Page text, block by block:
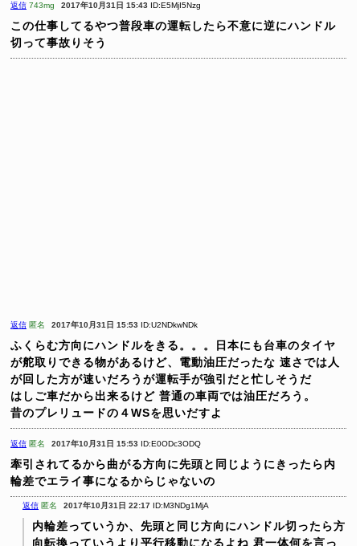
返信 743mg 2017年10月31日 15:43 ID:E5MjI5Nzg
この仕事してるやつ普段車の運転したら不意に逆にハンドル
切って事故りそう
返信 匿名 2017年10月31日 15:53 ID:U2NDkwNDk
ふくらむ方向にハンドルをきる。。。日本にも台車のタイヤ
が舵取りできる物があるけど、電動油圧だったな 速さでは人
が回した方が速いだろうが運転手が強引だと忙しそうだ
はしご車だから出来るけど 普通の車両では油圧だろう。
昔のプレリュードの４WSを思いだすよ
返信 匿名 2017年10月31日 15:53 ID:E0ODc3ODQ
牽引されてるから曲がる方向に先頭と同じようにきったら内
輪差でエライ事になるからじゃないの
返信 匿名 2017年10月31日 22:17 ID:M3NDg1MjA
内輪差っていうか、先頭と同じ方向にハンドル切ったら方
向転換っていうより平行移動になるよね 君一体何を言っ